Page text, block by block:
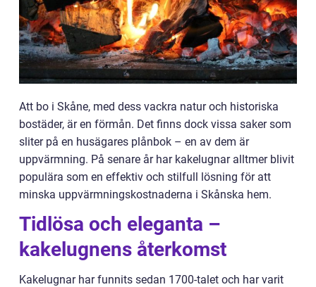
Att bo i Skåne, med dess vackra natur och historiska
bostäder, är en förmån. Det finns dock vissa saker som
sliter på en husägares plånbok – en av dem är
uppvärmning. På senare år har kakelugnar alltmer blivit
populära som en effektiv och stilfull lösning för att
minska uppvärmningskostnaderna i Skånska hem.
Tidlösa och eleganta –
kakelugnens återkomst
Kakelugnar har funnits sedan 1700-talet och har varit